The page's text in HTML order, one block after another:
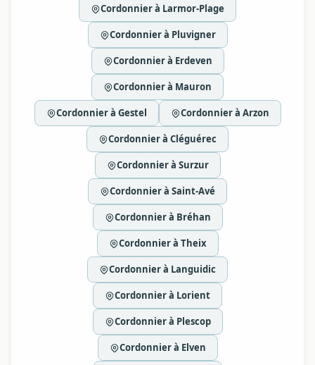
Cordonnier à Larmor-Plage
Cordonnier à Pluvigner
Cordonnier à Erdeven
Cordonnier à Mauron
Cordonnier à Gestel Cordonnier à Arzon
Cordonnier à Cléguérec
Cordonnier à Surzur
Cordonnier à Saint-Avé
Cordonnier à Bréhan
Cordonnier à Theix
Cordonnier à Languidic
Cordonnier à Lorient
Cordonnier à Plescop
Cordonnier à Elven